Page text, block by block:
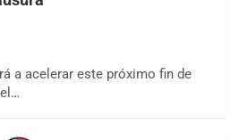
a acelerar este próximo fin de